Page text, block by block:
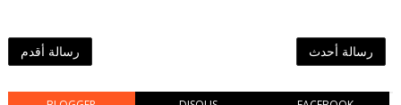
رسالة أحدث رسالة أقدم